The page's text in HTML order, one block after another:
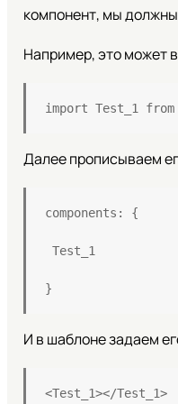
компонент, мы
Например, это может
import Test_1 from
Далее прописываем
components: {
Test_1
}
И в шаблоне задаем
<Test_1></Test_1>